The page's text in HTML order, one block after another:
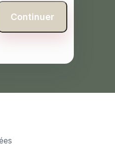
Continuer